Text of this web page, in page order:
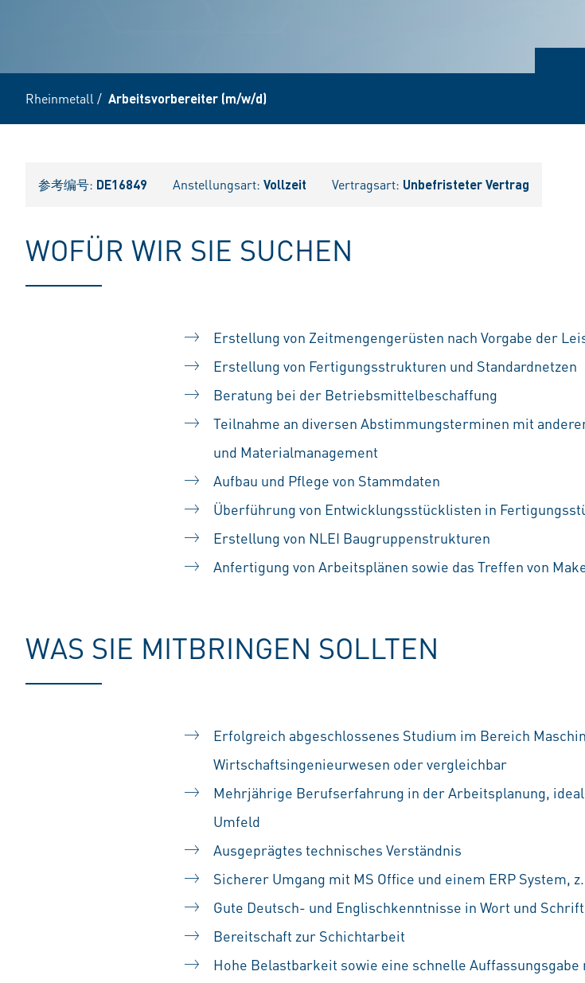
Rheinmetall / Arbeitsvorbereiter (m/w/d)
参考编号: DE16849 Anstellungsart: Vollzeit Vertragsart: Unbefristeter Vertrag
WOFÜR WIR SIE SUCHEN
Erstellung von Zeitmengengerüsten nach Vorgabe der
Erstellung von Fertigungsstrukturen und Standardnetzen
Beratung bei der Betriebsmittelbeschaffung
Teilnahme an diversen Abstimmungsterminen mit
und Materialmanagement
Aufbau und Pflege von Stammdaten
Überführung von Entwicklungsstücklisten in
Erstellung von NLEI Baugruppenstrukturen
Anfertigung von Arbeitsplänen sowie das Treffen von
WAS SIE MITBRINGEN SOLLTEN
Erfolgreich abgeschlossenes Studium im Bereich
Wirtschaftsingenieurwesen oder vergleichbar
Mehrjährige Berufserfahrung in der Arbeitsplanung,
Umfeld
Ausgeprägtes technisches Verständnis
Sicherer Umgang mit MS Office und einem ERP System,
Gute Deutsch- und Englischkenntnisse in Wort und Schrift
Bereitschaft zur Schichtarbeit
Hohe Belastbarkeit sowie eine schnelle